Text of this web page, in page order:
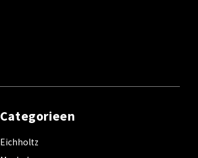
Categorieen
Eichholtz